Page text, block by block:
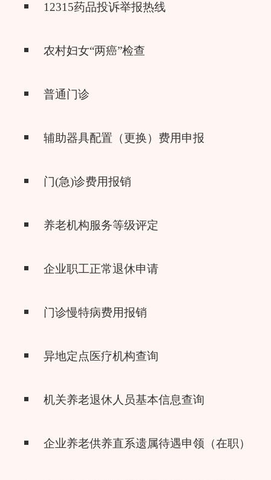
12315药品投诉举报热线
农村妇女“两癌”检查
普通门诊
辅助器具配置（更换）费用申报
门(急)诊费用报销
养老机构服务等级评定
企业职工正常退休申请
门诊慢特病费用报销
异地定点医疗机构查询
机关养老退休人员基本信息查询
企业养老供养直系遗属待遇申领（在职）